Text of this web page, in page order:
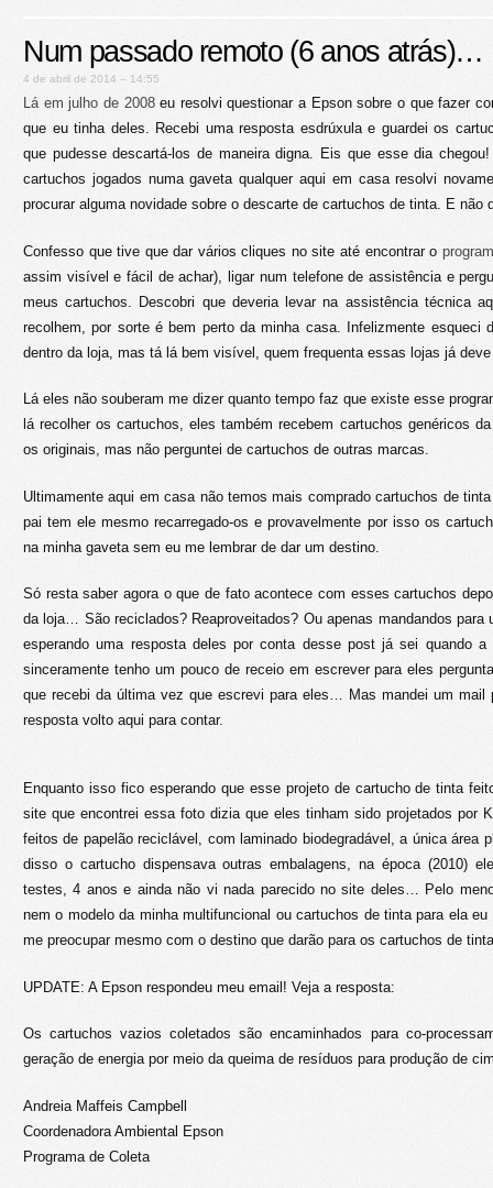
Num passado remoto (6 anos atrás)…
4 de abril de 2014 – 14:55
Lá em julho de 2008eu resolvi questionar a Epson sobre o que fazer
que eu tinha deles. Recebi uma resposta esdrúxula e guardei os
que pudesse descartá-los de maneira digna. Eis que esse dia
cartuchos jogados numa gaveta qualquer aqui em casa resolvi
procurar alguma novidade sobre o descarte de cartuchos de tinta. E não
Confesso que tive que dar vários cliques no site até encontrar o
assim visível e fácil de achar), ligar num telefone de assistência e
meus cartuchos. Descobri que deveria levar na assistência técnica
recolhem, por sorte é bem perto da minha casa. Infelizmente esqueci
dentro da loja, mas tá lá bem visível, quem frequenta essas lojas já
Lá eles não souberam me dizer quanto tempo faz que existe esse
lá recolher os cartuchos, eles também recebem cartuchos genéricos
os originais, mas não perguntei de cartuchos de outras marcas.
Ultimamente aqui em casa não temos mais comprado cartuchos de
pai tem ele mesmo recarregado-os e provavelmente por isso os
na minha gaveta sem eu me lembrar de dar um destino.
Só resta saber agora o que de fato acontece com esses cartuchos
da loja… São reciclados? Reaproveitados? Ou apenas mandandos para
esperando uma resposta deles por conta desse post já sei quando
sinceramente tenho um pouco de receio em escrever para eles
que recebi da última vez que escrevi para eles… Mas mandei um mail
resposta volto aqui para contar.
Enquanto isso fico esperando que esse projeto de cartucho de tinta
site que encontrei essa foto dizia que eles tinham sido projetados por
feitos de papelão reciclável, com laminado biodegradável, a única área
disso o cartucho dispensava outras embalagens, na época (2010)
testes, 4 anos e ainda não vi nada parecido no site deles… Pelo
nem o modelo da minha multifuncional ou cartuchos de tinta para ela
me preocupar mesmo com o destino que darão para os cartuchos de
UPDATE: A Epson respondeu meu email! Veja a resposta:
Os cartuchos vazios coletados são encaminhados para co-
geração de energia por meio da queima de resíduos para produção de
Andreia Maffeis Campbell
Coordenadora Ambiental Epson
Programa de Coleta